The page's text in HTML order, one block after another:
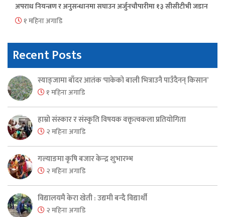
अपराध नियन्त्रण र अनुसन्धानमा सघाउन अर्जुनचौपारीमा १३ सीसीटीभी जडान
१ महिना अगाडि
Recent Posts
स्याङ्जामा बाँदर आतंक ‘पाकेको बाली भित्राउनै पाउँदैनन् किसान’
१ महिना अगाडि
हाम्रो संस्कार र संस्कृति विषयक वक्तृत्वकला प्रतियोगिता
२ महिना अगाडि
गल्याङमा कृषि बजार केन्द्र शुभारम्भ
२ महिना अगाडि
विद्यालयमै केरा खेती : उद्यमी बन्दै विद्यार्थी
२ महिना अगाडि